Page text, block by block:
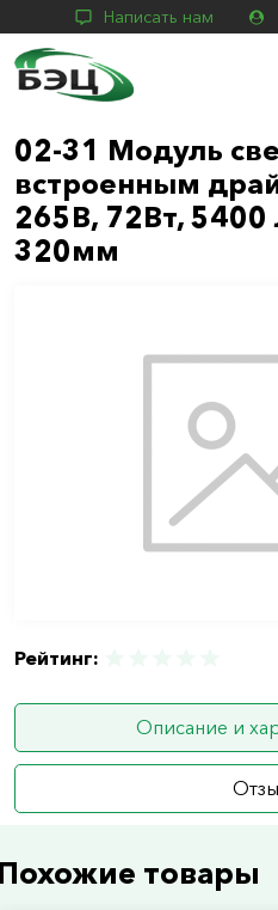
Написать нам
02-31 Модуль
встроенным
265В, 72Вт,
320мм
Рейтинг:
Описание и
товары